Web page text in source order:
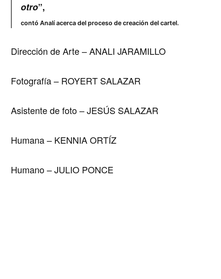
otro”,
contó Analí acerca del proceso de creación del cartel.
Dirección de Arte – ANALI JARAMILLO
Fotografía – ROYERT SALAZAR
Asistente de foto – JESÚS SALAZAR
Humana – KENNIA ORTÍZ
Humano – JULIO PONCE